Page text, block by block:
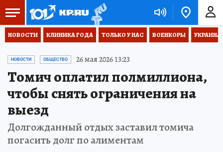
НОВОСТИ КЛИНИКА ГОДА ТОЛЬКО У НАС ВОЕНКОРЫ
НОВОСТИ ОБЩЕСТВО 26 мая 2026 13:23
Томич оплатил полмиллиона,
чтобы снять ограничения на
выезд
Долгожданный отдых заставил томича
погасить долг по алиментам